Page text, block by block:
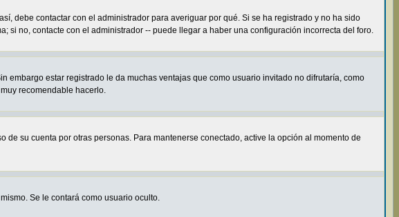
debe contactar con el administrador para averiguar por qué. Si se ha registrado y no ha sido
si no, contacte con el administrador -- puede llegar a haber una configuración incorrecta del foro.
estar registrado le da muchas ventajas que como usuario invitado no difrutaría, como
recomendable hacerlo.
su cuenta por otras personas. Para mantenerse conectado, active la opción al momento de
Se le contará como usuario oculto.